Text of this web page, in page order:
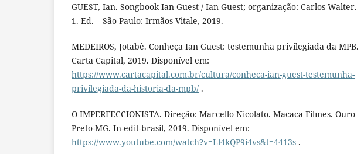
GUEST, Ian. Songbook Ian Guest / Ian Guest; organização: Carlos Walter. –
1. Ed. – São Paulo: Irmãos Vitale, 2019.
MEDEIROS, Jotabê. Conheça Ian Guest: testemunha privilegiada da MPB.
Carta Capital, 2019. Disponível em:
https://www.cartacapital.com.br/cultura/conheca-ian-guest-testemunha-
privilegiada-da-historia-da-mpb/ .
O IMPERFECCIONISTA. Direção: Marcello Nicolato. Macaca Filmes. Ouro
Preto-MG. In-edit-brasil, 2019. Disponível em:
https://www.youtube.com/watch?v=Ll4kQP9i4vs&t=4413s .